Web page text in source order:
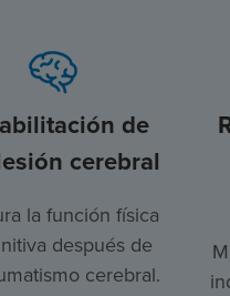
de
cerebral
la función física
después de
cerebral.